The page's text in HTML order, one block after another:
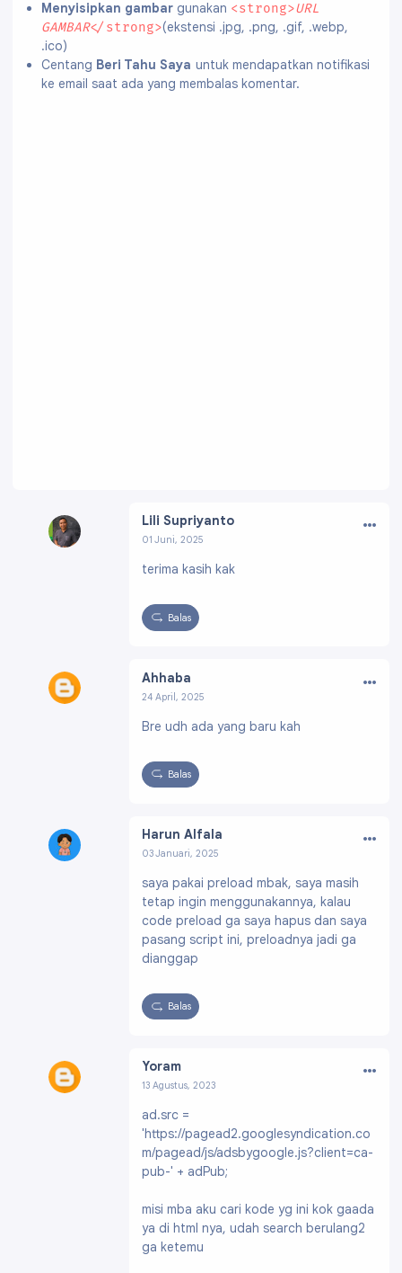
Menyisipkan gambargunakan <strong>URL
GAMBAR</strong>(ekstensi .jpg, .png, .gif, .webp,
.ico)
Centang Beri Tahu Saya untuk mendapatkan notifikasi
ke email saat ada yang membalas komentar.
Lili Supriyanto
01 Juni, 2025
2800608065488336
…
terima kasih kak
Balas
Ahhaba
24 April, 2025
446873027894435
…
Bre udh ada yang baru kah
Balas
Harun Alfala
03 Januari, 2025
8100278551909254
…
saya pakai preload mbak, saya masih
tetap ingin menggunakannya, kalau
code preload ga saya hapus dan saya
pasang script ini, preloadnya jadi ga
dianggap
Balas
Yoram
13 Agustus, 2023
7544250368237087
…
ad.src =
'https://pagead2.googlesyndication.co
m/pagead/js/adsbygoogle.js?client=ca-
pub-' + adPub;
misi mba aku cari kode yg ini kok gaada
ya di html nya, udah search berulang2
ga ketemu